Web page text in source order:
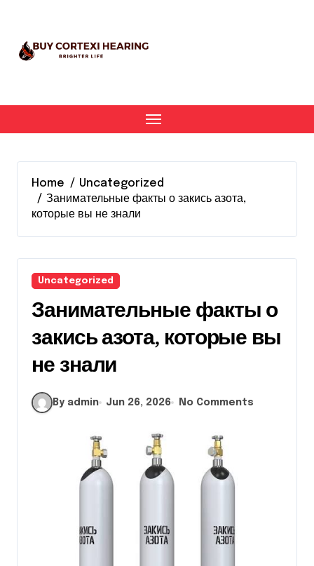
Home
Uncategorized
Занимательные факты о закись азота,
которые вы не знали
Uncategorized
Занимательные факты о
закись азота, которые вы
не знали
By admin Jun 26, 2026 No Comments